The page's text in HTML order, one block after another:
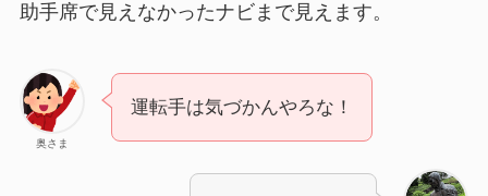
助手席で見えなかったナビまで見えます。
奥さま
運転手は気づかんやろな！